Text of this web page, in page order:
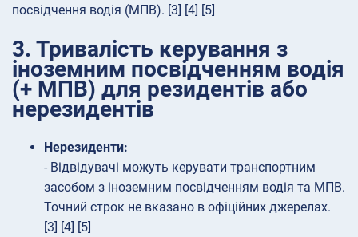
посвідчення водія (МПВ). [3] [4] [5]
3. Тривалість керування з
іноземним посвідченням водія
(+ МПВ) для резидентів або
нерезидентів
Нерезиденти:
- Відвідувачі можуть керувати транспортним
засобом з іноземним посвідченням водія та МПВ.
Точний строк не вказано в офіційних джерелах.
[3] [4] [5]